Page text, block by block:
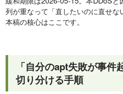
列が重なって「直したいのに直せな
本稿の核心はここです。
「自分のapt失敗が事
切り分ける手順